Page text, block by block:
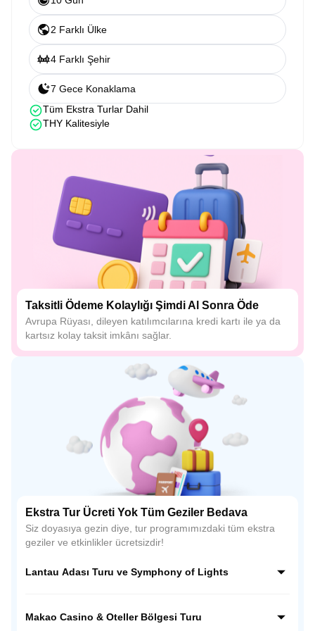
2 Farklı Ülke
4 Farklı Şehir
7 Gece Konaklama
Tüm Ekstra Turlar Dahil
THY Kalitesiyle
Taksitli Ödeme Kolaylığı Şimdi Al Sonra Öde
Avrupa Rüyası, dileyen katılımcılarına kredi kartı ile ya da
kartsız kolay taksit imkânı sağlar.
Ekstra Tur Ücreti Yok Tüm Geziler Bedava
Siz doyasıya gezin diye, tur programımızdaki tüm ekstra
geziler ve etkinlikler ücretsizdir!
Lantau Adası Turu ve Symphony of Lights
Ardından, Hong Kong'un muhteşem Symphony of Lights
Makao Casino & Oteller Bölgesi Turu